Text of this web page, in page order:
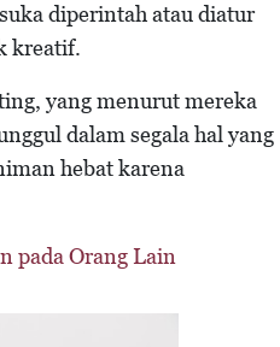
diperintah atau diatur
kreatif.
yang menurut mereka
dalam segala hal yang
hebat karena
pada Orang Lain